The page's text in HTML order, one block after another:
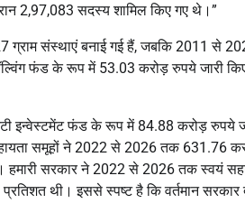
2,97,083 सदस्य शामिल किए गए थे।”
ग्राम संस्थाएं बनाई गई हैं, जबकि 2011 से
फंड के रूप में 53.03 करोड़ रुपये जारी
इन्वेस्टमेंट फंड के रूप में 84.88 करोड़ रुपये
समूहों ने 2022 से 2026 तक 631.76
सरकार ने 2022 से 2026 तक स्वयं
थी। इससे स्पष्ट है कि वर्तमान सरकार